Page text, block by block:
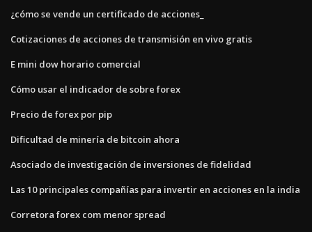
¿cómo se vende un certificado de acciones_
Cotizaciones de acciones de transmisión en vivo gratis
E mini dow horario comercial
Cómo usar el indicador de sobre forex
Precio de forex por pip
Dificultad de minería de bitcoin ahora
Asociado de investigación de inversiones de fidelidad
Las 10 principales compañías para invertir en acciones en la india
Corretora forex com menor spread